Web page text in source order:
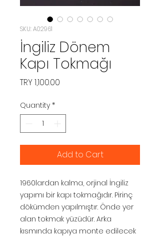
SKU: A02961
İngiliz Dönem
Kapı Tokmağı
TRY 1,100.00
Quantity *
Add to Cart
1960lardan kalma, orjinal İngiliz
yapımı bir kapı tokmağıdır. Pirinç
dökümden yapılmıştır. Önde yer
alan tokmak yüzüdür. Arka
kısmında kapıya monte edilecek